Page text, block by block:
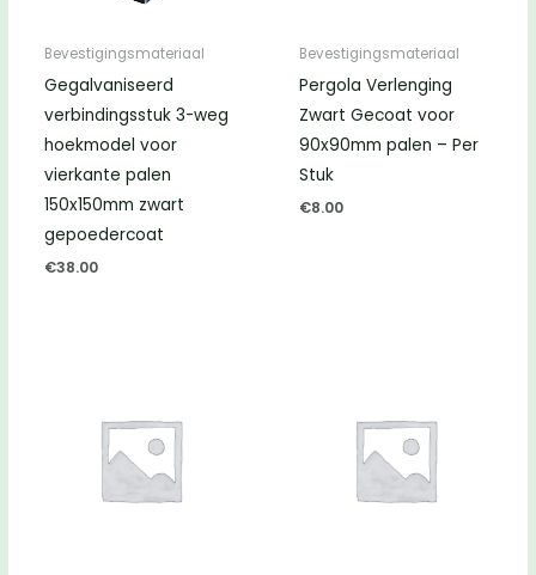
Bevestigingsmateriaal
Gegalvaniseerd
verbindingsstuk 3-weg
hoekmodel voor
vierkante palen
150x150mm zwart
gepoedercoat
€38.00
Bevestigingsmateriaal
Pergola Verlenging
Zwart Gecoat voor
90x90mm palen – Per
Stuk
€8.00